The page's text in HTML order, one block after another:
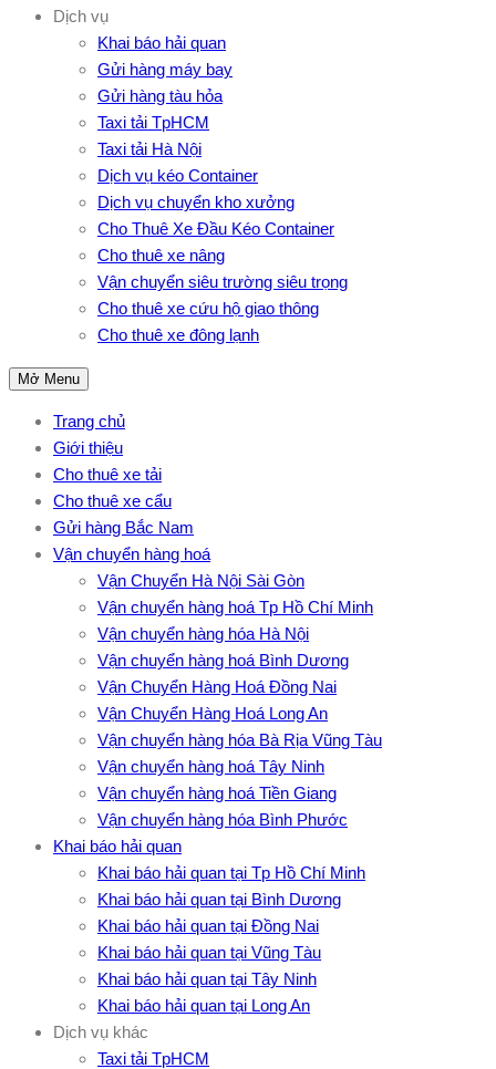
Dịch vụ
Khai báo hải quan
Gửi hàng máy bay
Gửi hàng tàu hỏa
Taxi tải TpHCM
Taxi tải Hà Nội
Dịch vụ kéo Container
Dịch vụ chuyển kho xưởng
Cho Thuê Xe Đầu Kéo Container
Cho thuê xe nâng
Vận chuyển siêu trường siêu trọng
Cho thuê xe cứu hộ giao thông
Cho thuê xe đông lạnh
Mở Menu
Trang chủ
Giới thiệu
Cho thuê xe tải
Cho thuê xe cẩu
Gửi hàng Bắc Nam
Vận chuyển hàng hoá
Vận Chuyển Hà Nội Sài Gòn
Vận chuyển hàng hoá Tp Hồ Chí Minh
Vận chuyển hàng hóa Hà Nội
Vận chuyển hàng hoá Bình Dương
Vận Chuyển Hàng Hoá Đồng Nai
Vận Chuyển Hàng Hoá Long An
Vận chuyển hàng hóa Bà Rịa Vũng Tàu
Vận chuyển hàng hoá Tây Ninh
Vận chuyển hàng hoá Tiền Giang
Vận chuyển hàng hóa Bình Phước
Khai báo hải quan
Khai báo hải quan tại Tp Hồ Chí Minh
Khai báo hải quan tại Bình Dương
Khai báo hải quan tại Đồng Nai
Khai báo hải quan tại Vũng Tàu
Khai báo hải quan tại Tây Ninh
Khai báo hải quan tại Long An
Dịch vụ khác
Taxi tải TpHCM